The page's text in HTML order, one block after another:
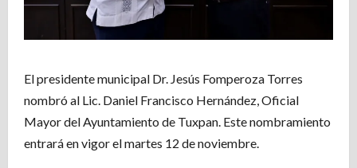
El presidente municipal Dr. Jesús Fomperoza Torres
nombró al Lic. Daniel Francisco Hernández, Oficial
Mayor del Ayuntamiento de Tuxpan. Este nombramiento
entrará en vigor el martes 12 de noviembre.